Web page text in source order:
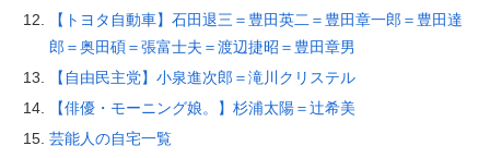
【トヨタ自動車】石田退三＝豊田英二＝豊田章一郎＝豊田達
郎＝奥田碩＝張富士夫＝渡辺捷昭＝豊田章男
【自由民主党】小泉進次郎＝滝川クリステル
【俳優・モーニング娘。】杉浦太陽＝辻希美
芸能人の自宅一覧